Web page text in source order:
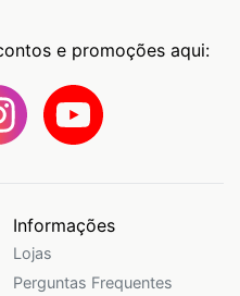
e promoções aqui:
Informações
Lojas
Perguntas Frequentes